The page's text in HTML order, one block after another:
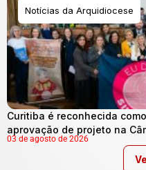
Notícias da Arquidiocese
Curitiba é reconhecida
aprovação de projeto na
03 de agosto de 2026